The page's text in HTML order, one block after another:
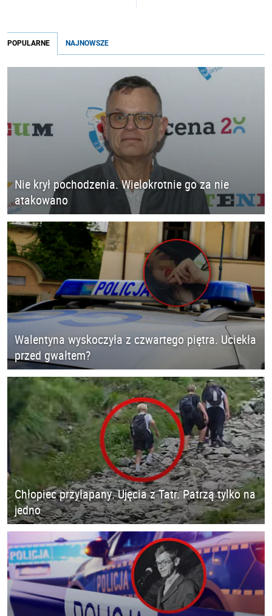
POPULARNE NAJNOWSZE
Nie krył pochodzenia. Wielokrotnie go za nie
atakowano
Walentyna wyskoczyła z czwartego piętra. Uciekła
przed gwałtem?
Chłopiec przyłapany. Ujęcia z Tatr. Patrzą tylko na
jedno